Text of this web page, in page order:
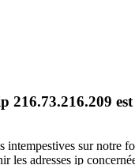
216.73.216.209
intempestives sur notre
les adresses ip